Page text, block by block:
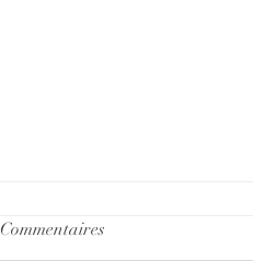
Commentaires